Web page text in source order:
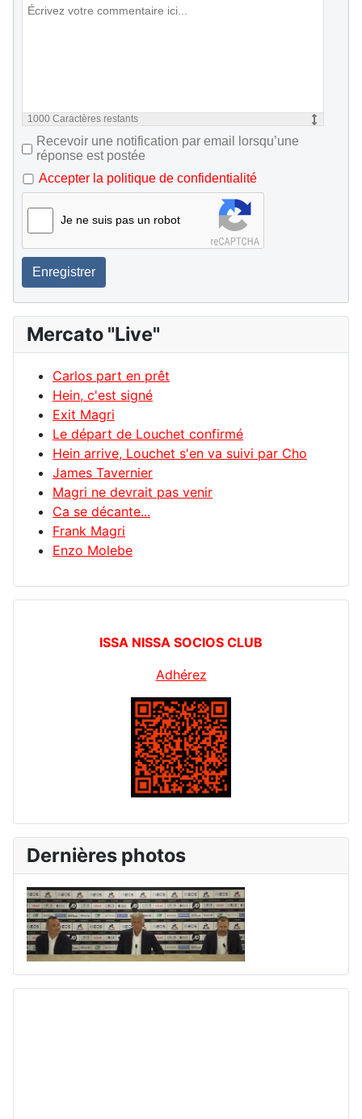
1000 Caractères restants
Recevoir une notification par email lorsqu’une
réponse est postée
Accepter la politique de confidentialité
Je ne suis pas un robot
Enregistrer
Mercato "Live"
Carlos part en prêt
Hein, c'est signé
Exit Magri
Le départ de Louchet confirmé
Hein arrive, Louchet s'en va suivi par Cho
James Tavernier
Magri ne devrait pas venir
Ca se décante...
Frank Magri
Enzo Molebe
ISSA NISSA SOCIOS CLUB
Adhérez
Dernières photos